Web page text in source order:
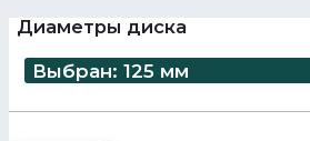
Диаметры диска
Выбран: 125 мм